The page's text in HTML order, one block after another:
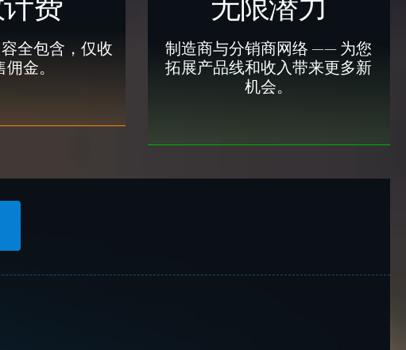
全包含，仅收
金。
制造商与分销商网络 —— 为您
拓展产品线和收入带来更多新
机会。